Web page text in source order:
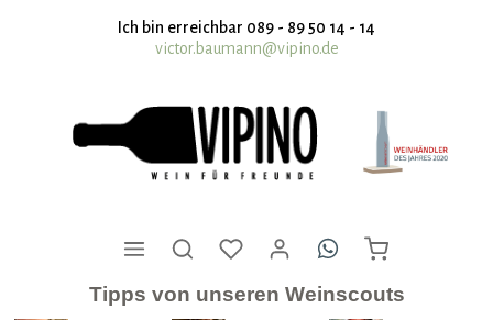
springenIch bin erreichbar 089 - 89 50 14 - 14
victor.baumann@vipino.de
Tipps von unseren Weinscouts